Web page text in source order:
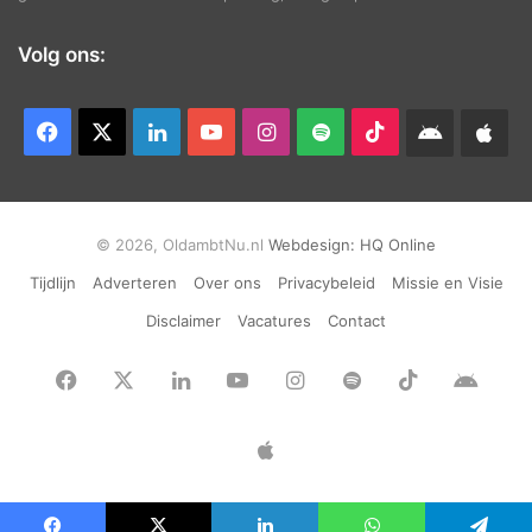
Volg ons:
Facebook LinkedInYouTubeInstagram
Spotify TikTokAndroid
© 2026, OldambtNu.nl Webdesign: HQ Online
Tijdlijn
Adverteren Over ons Privacybeleid
Missie en Visie
Disclaimer
Vacatures Contact
Facebook LinkedInYouTubeInstagram
Spotify TikTok
App